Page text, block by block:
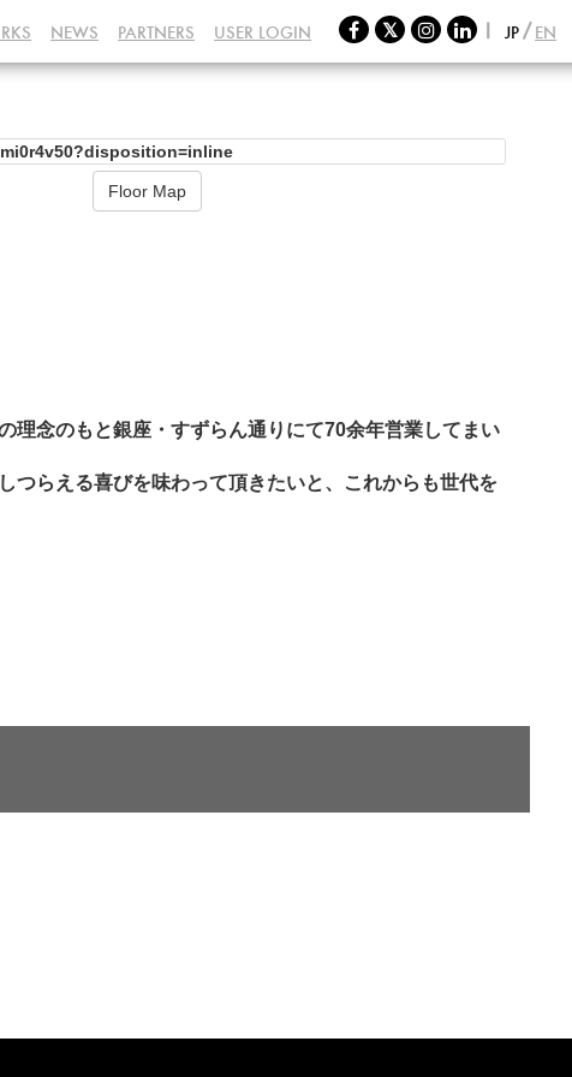
NEWS PARTNERS USER LOGIN JP EN
Floor Map
理念のもと銀座・すずらん通りにて70余年営業してまい
つらえる喜びを味わって頂きたいと、これからも世代を